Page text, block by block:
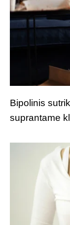
Bipolinis
suprantame